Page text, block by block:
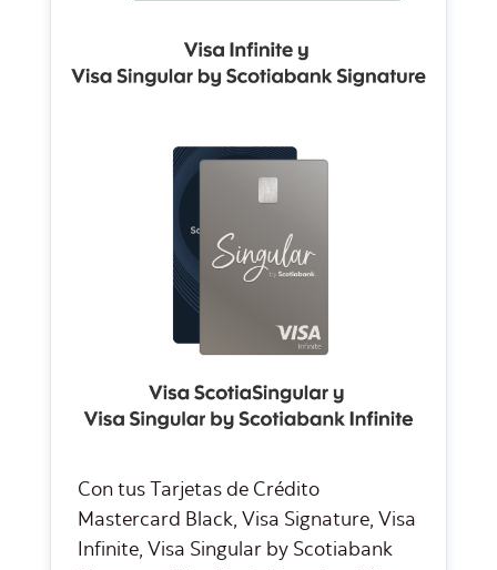
Con tus Tarjetas de Crédito
Mastercard Black, Visa Signature, Visa
Infinite, Visa Singular by Scotiabank